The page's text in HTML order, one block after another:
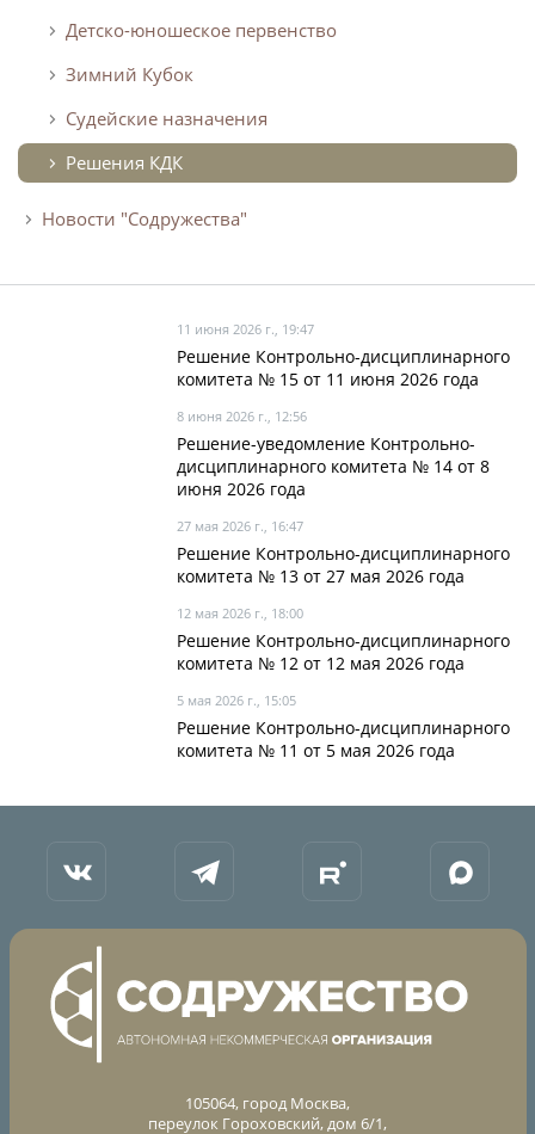
Детско-юношеское первенство
Зимний Кубок
Судейские назначения
Решения КДК
Новости "Содружества"
11 июня 2026 г., 19:47
Решение Контрольно-дисциплинарного
комитета № 15 от 11 июня 2026 года
8 июня 2026 г., 12:56
Решение-уведомление Контрольно-
дисциплинарного комитета № 14 от 8
июня 2026 года
27 мая 2026 г., 16:47
Решение Контрольно-дисциплинарного
комитета № 13 от 27 мая 2026 года
12 мая 2026 г., 18:00
Решение Контрольно-дисциплинарного
комитета № 12 от 12 мая 2026 года
5 мая 2026 г., 15:05
Решение Контрольно-дисциплинарного
комитета № 11 от 5 мая 2026 года
105064, город Москва,
переулок Гороховский, дом 6/1,